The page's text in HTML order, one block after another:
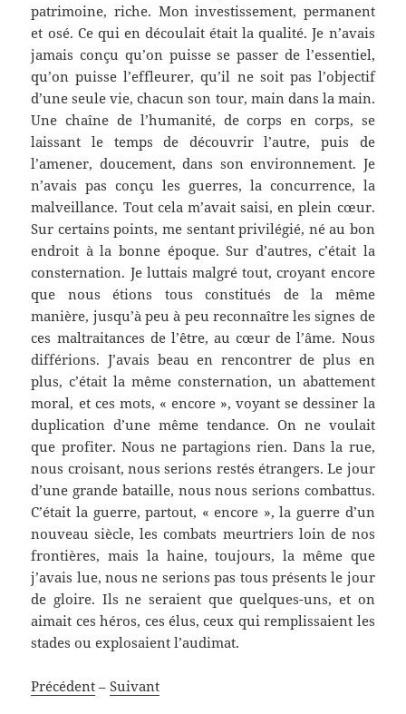
patrimoine, riche. Mon investissement, permanent
et osé. Ce qui en découlait était la qualité. Je n’avais
jamais conçu qu’on puisse se passer de l’essentiel,
qu’on puisse l’effleurer, qu’il ne soit pas l’objectif
d’une seule vie, chacun son tour, main dans la main.
Une chaîne de l’humanité, de corps en corps, se
laissant le temps de découvrir l’autre, puis de
l’amener, doucement, dans son environnement. Je
n’avais pas conçu les guerres, la concurrence, la
malveillance. Tout cela m’avait saisi, en plein cœur.
Sur certains points, me sentant privilégié, né au bon
endroit à la bonne époque. Sur d’autres, c’était la
consternation. Je luttais malgré tout, croyant encore
que nous étions tous constitués de la même
manière, jusqu’à peu à peu reconnaître les signes de
ces maltraitances de l’être, au cœur de l’âme. Nous
différions. J’avais beau en rencontrer de plus en
plus, c’était la même consternation, un abattement
moral, et ces mots, « encore », voyant se dessiner la
duplication d’une même tendance. On ne voulait
que profiter. Nous ne partagions rien. Dans la rue,
nous croisant, nous serions restés étrangers. Le jour
d’une grande bataille, nous nous serions combattus.
C’était la guerre, partout, « encore », la guerre d’un
nouveau siècle, les combats meurtriers loin de nos
frontières, mais la haine, toujours, la même que
j’avais lue, nous ne serions pas tous présents le jour
de gloire. Ils ne seraient que quelques-uns, et on
aimait ces héros, ces élus, ceux qui remplissaient les
stades ou explosaient l’audimat.
Précédent –Suivant